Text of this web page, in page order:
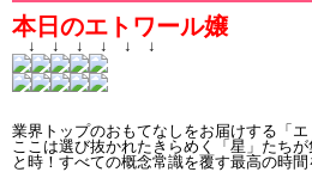
本日のエトワール嬢
↓ ↓ ↓ ↓ ↓ ↓
業界トップのおもてなしをお届けする「エ
ここは選び抜かれたきらめく「星」たち
と時！すべての概念常識を覆す最高の時間